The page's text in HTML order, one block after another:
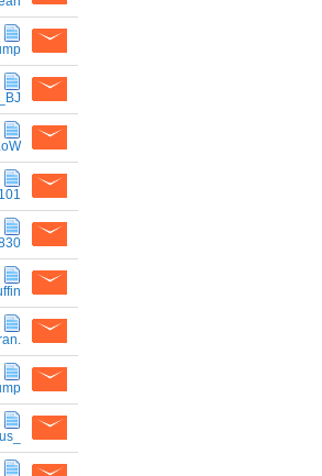
.Eliran